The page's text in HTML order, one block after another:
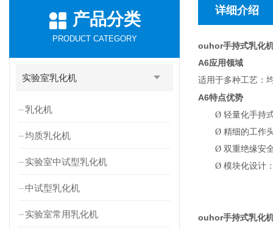
产品分类
PRODUCT CATEGORY
实验室乳化机
乳化机
均质乳化机
实验室中试型乳化机
中试型乳化机
实验室常用乳化机
详细介绍
ouhor手持式乳化
A6应用领域
适用于多种工艺：
A6特点优势
Ø 轻量化手持
Ø 精细的工作
Ø 双重绝缘安
Ø 模块化设计
ouhor手持式乳化